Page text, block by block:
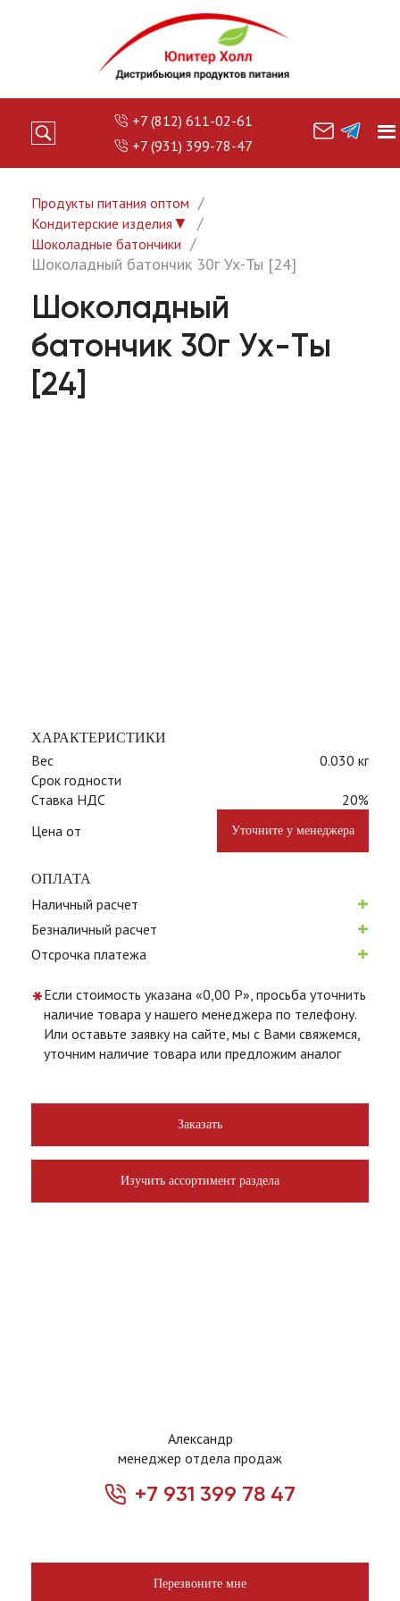
+7 (812) 611-02-61
+7 (931) 399-78-47
Продукты питания оптом
Кондитерские изделия ▼
Шоколадные батончики
Шоколадный батончик 30г Ух-Ты [24]
Шоколадный
батончик 30г Ух-Ты
[24]
ХАРАКТЕРИСТИКИ
Вес
0.030 кг
Срок годности
Ставка НДС
20%
Цена от
Уточните у менеджера
ОПЛАТА
Наличный расчет +
Безналичный расчет +
Отсрочка платежа +
*Если стоимость указана «0,00 Р», просьба уточнить
наличие товара у нашего менеджера по телефону.
Или оставьте заявку на сайте, мы с Вами свяжемся,
уточним наличие товара или предложим аналог
Заказать
Изучить ассортимент раздела
Александр
менеджер отдела продаж
+7 931 399 78 47
Перезвоните мне